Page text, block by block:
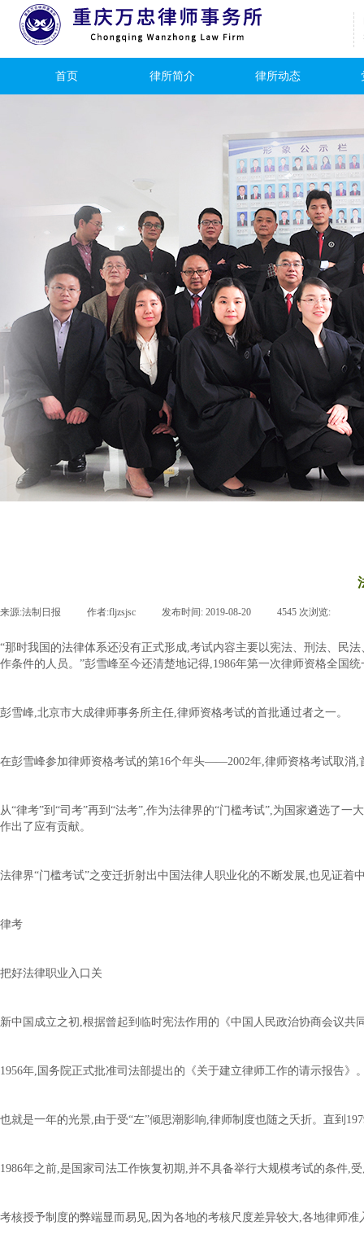
首页 律所简介 律所动态
来源:法制日报 作者:fljzsjsc 发布时间: 2019-08-20 4545 次浏览:
“那时我国的法律体系还没有正式形成,考试内容主要以宪法、刑法、民
作条件的人员。”彭雪峰至今还清楚地记得,1986年第一次律师资格全国
彭雪峰,北京市大成律师事务所主任,律师资格考试的首批通过者之一。
在彭雪峰参加律师资格考试的第16个年头——2002年,律师资格考试取消
从“律考”到“司考”再到“法考”,作为法律界的“门槛考试”,为国家遴选了
作出了应有贡献。
法律界“门槛考试”之变迁折射出中国法律人职业化的不断发展,也见证着
律考
把好法律职业入口关
新中国成立之初,根据曾起到临时宪法作用的《中国人民政治协商会议
1956年,国务院正式批准司法部提出的《关于建立律师工作的请示报告
也就是一年的光景,由于受“左”倾思潮影响,律师制度也随之夭折。直到
1986年之前,是国家司法工作恢复初期,并不具备举行大规模考试的条件,
考核授予制度的弊端显而易见,因为各地的考核尺度差异较大,各地律师